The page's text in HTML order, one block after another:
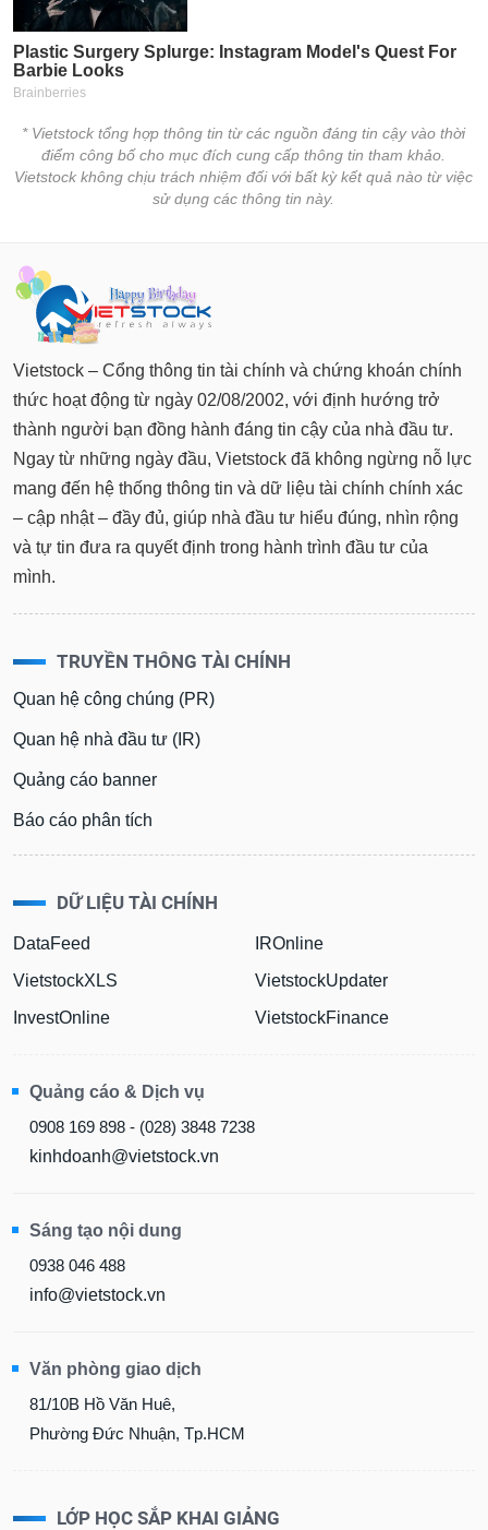
* Vietstock tổng hợp thông tin từ các nguồn đáng tin cậy vào thời
điểm công bố cho mục đích cung cấp thông tin tham khảo.
Vietstock không chịu trách nhiệm đối với bất kỳ kết quả nào từ việc
sử dụng các thông tin này.
Vietstock – Cổng thông tin tài chính và chứng khoán chính
thức hoạt động từ ngày 02/08/2002, với định hướng trở
thành người bạn đồng hành đáng tin cậy của nhà đầu tư.
Ngay từ những ngày đầu, Vietstock đã không ngừng nỗ lực
mang đến hệ thống thông tin và dữ liệu tài chính chính xác
– cập nhật – đầy đủ, giúp nhà đầu tư hiểu đúng, nhìn rộng
và tự tin đưa ra quyết định trong hành trình đầu tư của
mình.
TRUYỀN THÔNG TÀI CHÍNH
Quan hệ công chúng (PR)
Quan hệ nhà đầu tư (IR)
Quảng cáo banner
Báo cáo phân tích
DỮ LIỆU TÀI CHÍNH
DataFeed
VietstockXLS
InvestOnline
IROnline
VietstockUpdater
VietstockFinance
Quảng cáo & Dịch vụ
0908 169 898 - (028) 3848 7238
kinhdoanh@vietstock.vn
Sáng tạo nội dung
0938 046 488
info@vietstock.vn
Văn phòng giao dịch
81/10B Hồ Văn Huê,
Phường Đức Nhuận, Tp.HCM
LỚP HỌC SẮP KHAI GIẢNG
cụ
tư
Truyền
thông
chính
Dữ
liệu
tài
chính